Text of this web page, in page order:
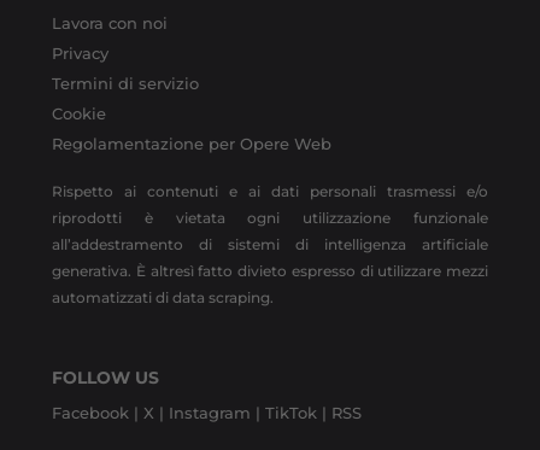
Lavora con noi
Privacy
Termini di servizio
Cookie
Regolamentazione per Opere Web
Rispetto ai contenuti e ai dati personali trasmessi e/o
riprodotti è vietata ogni utilizzazione funzionale
all’addestramento di sistemi di intelligenza artificiale
generativa. È altresì fatto divieto espresso di utilizzare mezzi
automatizzati di data scraping.
FOLLOW US
Facebook | X | Instagram | TikTok | RSS